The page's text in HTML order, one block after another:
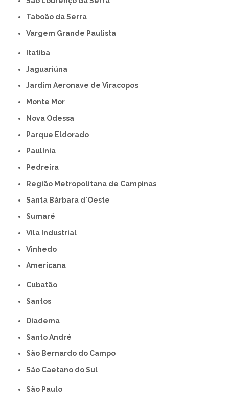
Taboão da Serra
Vargem Grande Paulista
Itatiba
Jaguariúna
Jardim Aeronave de Viracopos
Monte Mor
Nova Odessa
Parque Eldorado
Paulínia
Pedreira
Região Metropolitana de Campinas
Santa Bárbara d'Oeste
Sumaré
Vila Industrial
Vinhedo
americana
Cubatão
Santos
Diadema
Santo André
São Bernardo do Campo
São Caetano do Sul
São Paulo